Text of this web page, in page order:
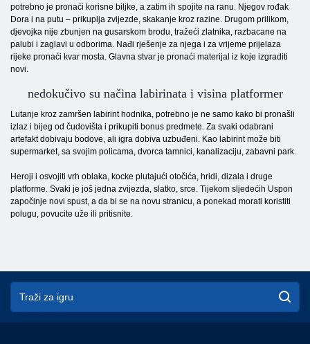
potrebno je pronaći korisne biljke, a zatim ih spojite na ranu. Njegov rođak
Dora i na putu – prikuplja zvijezde, skakanje kroz razine. Drugom prilikom,
djevojka nije zbunjen na gusarskom brodu, tražeći zlatnika, razbacane na
palubi i zaglavi u odborima. Nađi rješenje za njega i za vrijeme prijelaza
rijeke pronaći kvar mosta. Glavna stvar je pronaći materijal iz koje izgraditi
novi.
nedokučivo su načina labirinata i visina platformer
Lutanje kroz zamršen labirint hodnika, potrebno je ne samo kako bi pronašli
izlaz i bijeg od čudovišta i prikupiti bonus predmete. Za svaki odabrani
artefakt dobivaju bodove, ali igra dobiva uzbuđeni. Kao labirint može biti
supermarket, sa svojim policama, dvorca tamnici, kanalizaciju, zabavni park.
Heroji i osvojiti vrh oblaka, kocke plutajući otočića, hridi, dizala i druge
platforme. Svaki je još jedna zvijezda, slatko, srce. Tijekom sljedećih Uspon
započinje novi spust, a da bi se na novu stranicu, a ponekad morati koristiti
polugu, povucite uže ili pritisnite.